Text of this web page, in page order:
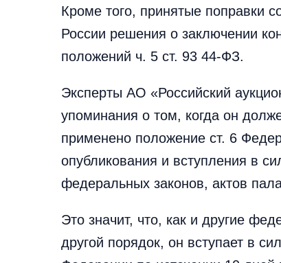
Кроме того, принятые поправки
России решения о заключении
положений ч. 5 ст. 93 44-ФЗ.
Эксперты АО «Российский
упоминания о том, когда он
применено положение ст. 6
опубликования и вступления в
федеральных законов, актов
Это значит, что, как и другие
другой порядок, он вступает в